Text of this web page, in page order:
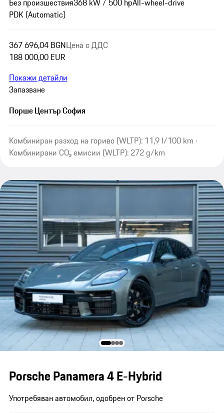
Без произшествия368 kW / 500 hpAll-wheel-drive
PDK (Automatic)
367 696,04 BGN
188 000,00 EUR
Цена с ДДС
Покажи детайли
Запазване
Порше Център София
Комбиниран разход на гориво (WLTP): 11,9 l/100 km ·
Комбинирани CO₂ емисии (WLTP): 272 g/km
Porsche Panamera 4 E-Hybrid
Употребяван автомобил, одобрен от Porsche